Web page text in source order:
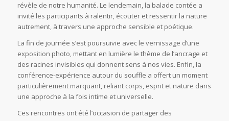
révèle de notre humanité. Le lendemain, la balade contée a
invité les participants à ralentir, écouter et ressentir la nature
autrement, à travers une approche sensible et poétique.
La fin de journée s’est poursuivie avec le vernissage d’une
exposition photo, mettant en lumière le thème de l’ancrage et
des racines invisibles qui donnent sens à nos vies. Enfin, la
conférence-expérience autour du souffle a offert un moment
particulièrement marquant, reliant corps, esprit et nature dans
une approche à la fois intime et universelle.
Ces rencontres ont été l’occasion de partager des